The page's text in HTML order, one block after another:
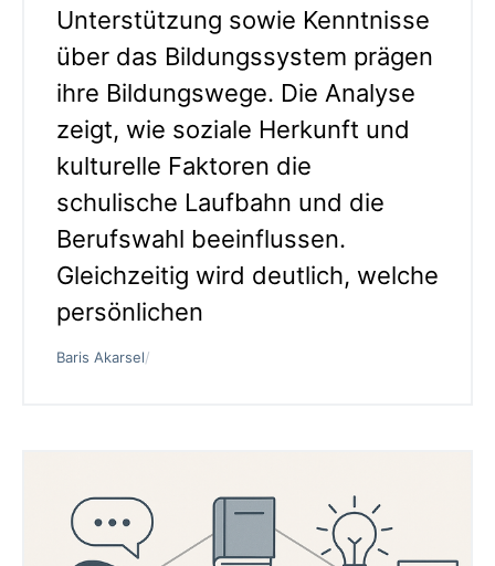
Unterstützung sowie Kenntnisse
über das Bildungssystem prägen
ihre Bildungswege. Die Analyse
zeigt, wie soziale Herkunft und
kulturelle Faktoren die
schulische Laufbahn und die
Berufswahl beeinflussen.
Gleichzeitig wird deutlich, welche
persönlichen
Baris Akarsel/